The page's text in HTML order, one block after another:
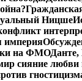
Ницше
империя
на ФМО
сияние любви